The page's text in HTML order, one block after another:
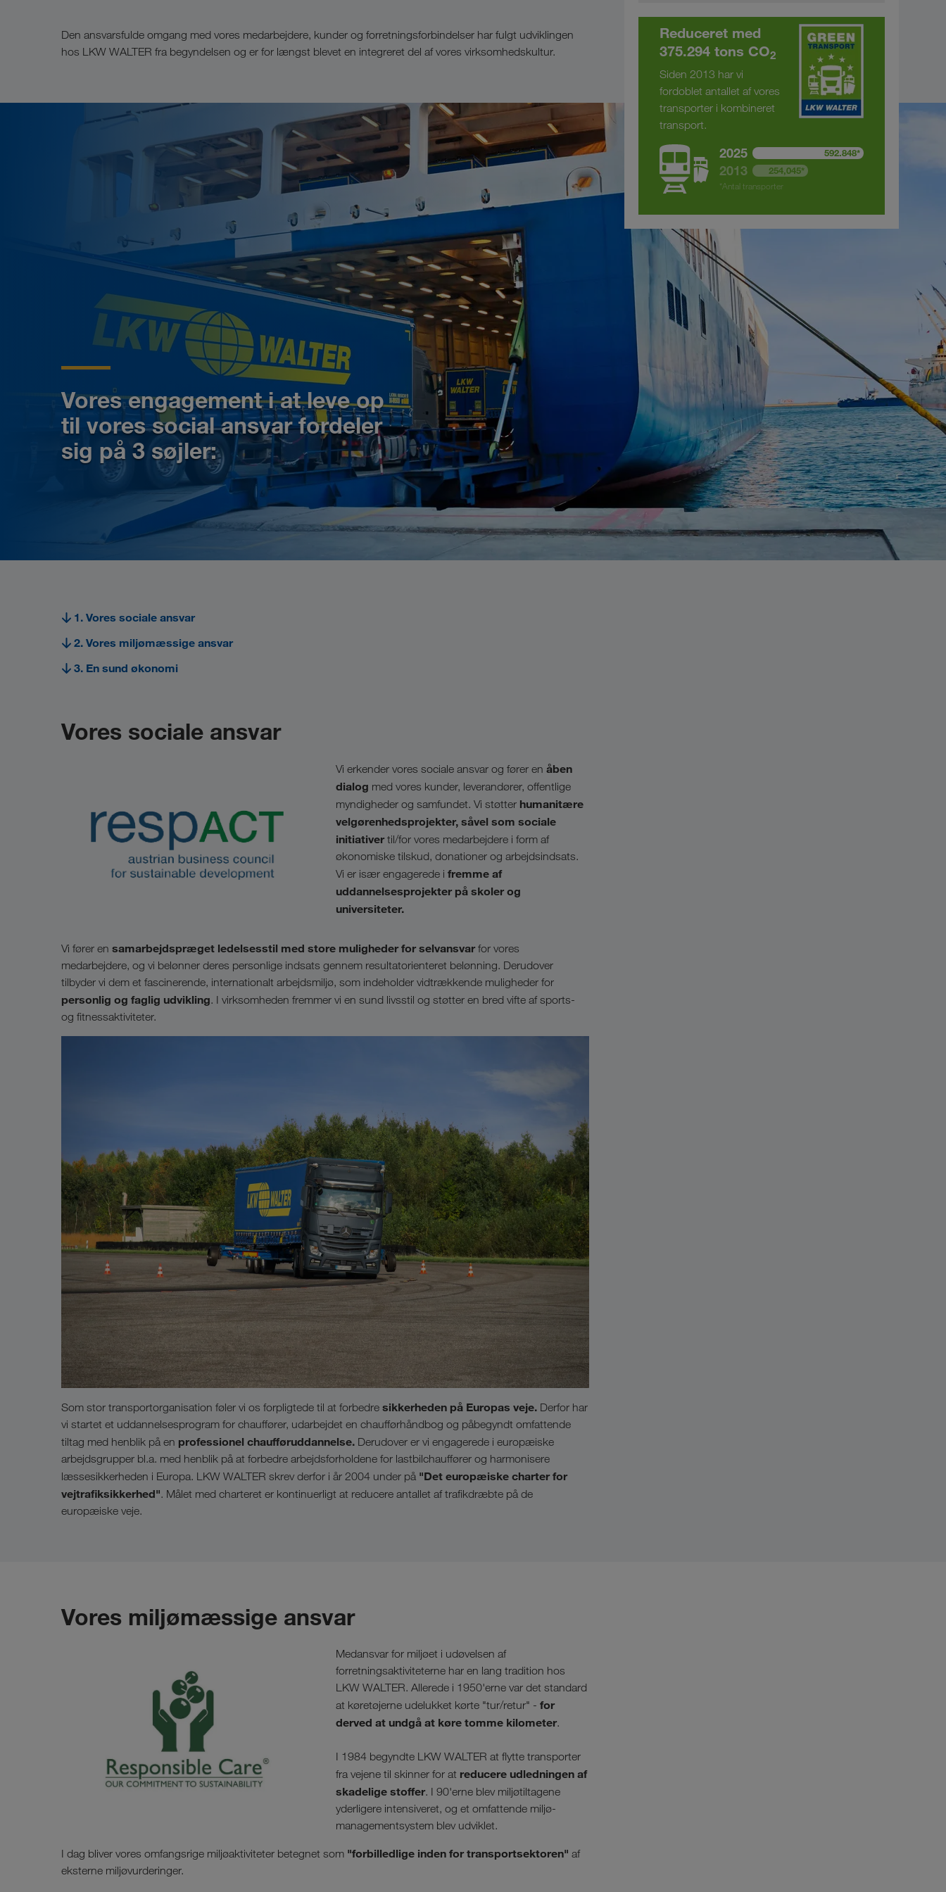
Den ansvarsfulde omgang med vores medarbejdere, kunder og forretningsforbindelser har fulgt udviklingen
hos LKW WALTER fra begyndelsen og er for længst blevet en integreret del af vores virksomhedskultur.
Vores engagement i at leve op
til vores social ansvar fordeler
sig på 3 søjler:
1. Vores sociale ansvar
2. Vores miljømæssige ansvar
3. En sund økonomi
Vores sociale ansvar
Vi erkender vores sociale ansvar og fører en åben
dialog med vores kunder, leverandører, offentlige
myndigheder og samfundet. Vi støtter humanitære
velgørenhedsprojekter, såvel som sociale
initiativer til/for vores medarbejdere i form af
økonomiske tilskud, donationer og arbejdsindsats.
Vi er især engagerede i fremme af
uddannelsesprojekter på skoler og
universiteter.
Vi fører en samarbejdspræget ledelsesstil med store muligheder for selvansvar for vores
medarbejdere, og vi belønner deres personlige indsats gennem resultatorienteret belønning. Derudover
tilbyder vi dem et fascinerende, internationalt arbejdsmiljø, som indeholder vidtrækkende muligheder for
personlig og faglig udvikling. I virksomheden fremmer vi en sund livsstil og støtter en bred vifte af sports-
og fitnessaktiviteter.
Som stor transportorganisation føler vi os forpligtede til at forbedre sikkerheden på Europas veje. Derfor har
vi startet et uddannelsesprogram for chauffører, udarbejdet en chaufførhåndbog og påbegyndt omfattende
tiltag med henblik på en professionel chaufføruddannelse. Derudover er vi engagerede i europæiske
arbejdsgrupper bl.a. med henblik på at forbedre arbejdsforholdene for lastbilchauffører og harmonisere
læssesikkerheden i Europa. LKW WALTER skrev derfor i år 2004 under på "Det europæiske charter for
vejtrafiksikkerhed". Målet med charteret er kontinuerligt at reducere antallet af trafikdræbte på de
europæiske veje.
Vores miljømæssige ansvar
Medansvar for miljøet i udøvelsen af
forretningsaktiviteterne har en lang tradition hos
LKW WALTER. Allerede i 1950'erne var det standard
at køretøjerne udelukket kørte "tur/retur" - for
derved at undgå at køre tomme kilometer.
I 1984 begyndte LKW WALTER at flytte transporter
fra vejene til skinner for at reducere udledningen af
skadelige stoffer. I 90'erne blev miljøtiltagene
yderligere intensiveret, og et omfattende miljø-
managementsystem blev udviklet.
I dag bliver vores omfangsrige miljøaktiviteter betegnet som "forbilledlige inden for transportsektoren" af
eksterne miljøvurderinger.
Reduceret med
375.294 tons CO2
Siden 2013 har vi
fordoblet antallet af vores
transporter i kombineret
transport.
2025 592.848*
2013
254,045*
*Antal transporter